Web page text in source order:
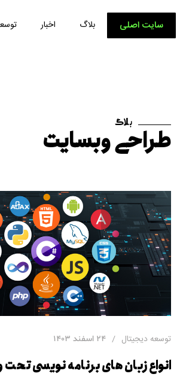
سایت اصلی بلاگ اخبار
بلاگ
طراحی وبسایت
توسعه دیجیتال
انواع زبان های برنامه نویسی
24 اسفند 1403